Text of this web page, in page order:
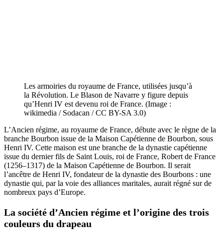
Les armoiries du royaume de France, utilisées jusqu’à
la Révolution. Le Blason de Navarre y figure depuis
qu’Henri IV est devenu roi de France. (Image :
wikimedia / Sodacan / CC BY-SA 3.0)
L’Ancien régime, au royaume de France, débute avec le règne de la
branche Bourbon issue de la Maison Capétienne de Bourbon, sous
Henri IV. Cette maison est une branche de la dynastie capétienne
issue du dernier fils de Saint Louis, roi de France, Robert de France
(1256–1317) de la Maison Capétienne de Bourbon. Il serait
l’ancêtre de Henri IV, fondateur de la dynastie des Bourbons : une
dynastie qui, par la voie des alliances maritales, aurait régné sur de
nombreux pays d’Europe.
La société d’Ancien régime et l’origine des trois
couleurs du drapeau